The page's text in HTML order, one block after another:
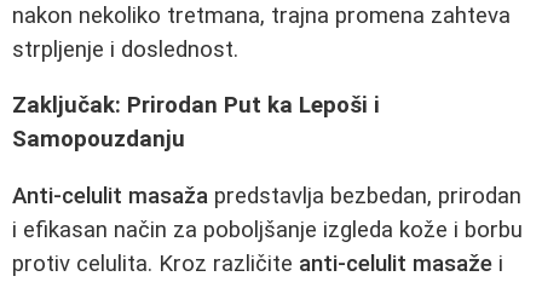
nakon nekoliko tretmana, trajna promena zahteva
strpljenje i doslednost.
Zaključak: Prirodan Put ka Lepoši i
Samopouzdanju
Anti-celulit masaža predstavlja bezbedan, prirodan
i efikasan način za poboljšanje izgleda kože i borbu
protiv celulita. Kroz različite anti-celulit masaže i